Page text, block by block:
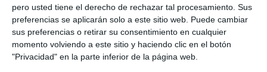
pero usted tiene el derecho de rechazar tal procesamiento. Sus
preferencias se aplicarán solo a este sitio web. Puede cambiar
sus preferencias o retirar su consentimiento en cualquier
momento volviendo a este sitio y haciendo clic en el botón
"Privacidad" en la parte inferior de la página web.
4,99€